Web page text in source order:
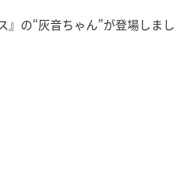
』の“灰音ちゃん”が登場しまし